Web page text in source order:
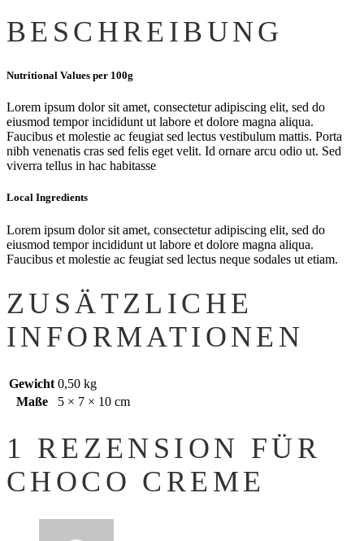
BESCHREIBUNG
Nutritional Values per 100g
Lorem ipsum dolor sit amet, consectetur adipiscing elit, sed do
eiusmod tempor incididunt ut labore et dolore magna aliqua.
Faucibus et molestie ac feugiat sed lectus vestibulum mattis. Porta
nibh venenatis cras sed felis eget velit. Id ornare arcu odio ut. Sed
viverra tellus in hac habitasse
Local Ingredients
Lorem ipsum dolor sit amet, consectetur adipiscing elit, sed do
eiusmod tempor incididunt ut labore et dolore magna aliqua.
Faucibus et molestie ac feugiat sed lectus neque sodales ut etiam.
ZUSÄTZLICHE
INFORMATIONEN
Gewicht 0,50 kg
Maße
5 × 7 × 10 cm
1 REZENSION FÜR
CHOCO CREME